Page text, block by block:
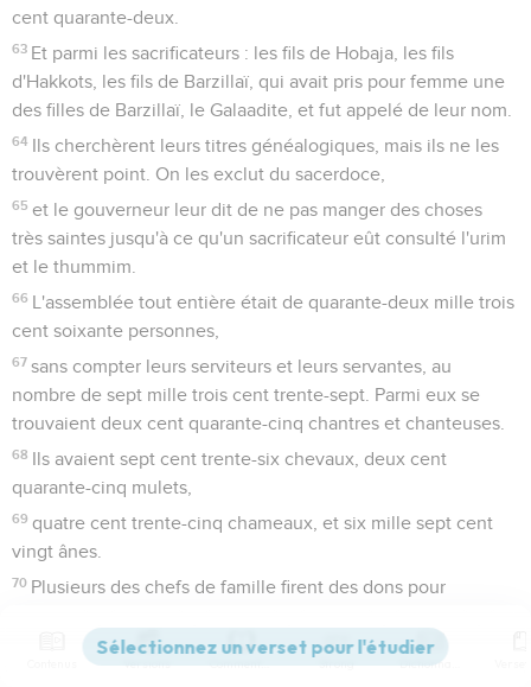
cent quarante-deux.
63 Et parmi les sacrificateurs : les fils de Hobaja, les fils
d'Hakkots, les fils de Barzillaï, qui avait pris pour femme une
des filles de Barzillaï, le Galaadite, et fut appelé de leur nom.
64 Ils cherchèrent leurs titres généalogiques, mais ils ne les
trouvèrent point. On les exclut du sacerdoce,
65 et le gouverneur leur dit de ne pas manger des choses
très saintes jusqu'à ce qu'un sacrificateur eût consulté l'urim
et le thummim.
66 L'assemblée tout entière était de quarante-deux mille trois
cent soixante personnes,
67 sans compter leurs serviteurs et leurs servantes, au
nombre de sept mille trois cent trente-sept. Parmi eux se
trouvaient deux cent quarante-cinq chantres et chanteuses.
68 Ils avaient sept cent trente-six chevaux, deux cent
quarante-cinq mulets,
69 quatre cent trente-cinq chameaux, et six mille sept cent
vingt ânes.
70 Plusieurs des chefs de famille firent des dons pour
cinquante coupes, cinq cent trente tuniques sacerdotales.
Versions Commentaires Strong